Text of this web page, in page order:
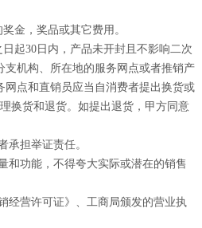
金，奖品或其它费用。
起30日内，产品未开封且不影响二次
机构、所在地的服务网点或者推销产
点和直销员应当自消费者提出换货或
换货和退货。如提出退货，甲方同意
承担举证责任。
和功能，不得夸大实际或潜在的销售
经营许可证》、工商局颁发的营业执